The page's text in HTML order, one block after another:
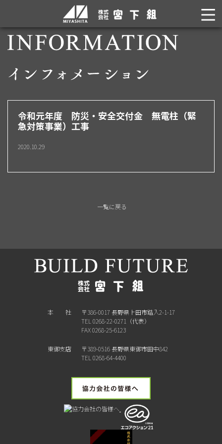
令和元年度 防災・安全交付金 無電柱（緊
急対策事業）工事
2020.10.29
一覧に戻る
本 社
〒386-0017 長野県上田市踏入2-1-17
TEL 0268-22-0271（代表）
FAX 0268-25-6123
東御支店
〒389-0516 長野県東御市田中842
TEL 0268-64-4400